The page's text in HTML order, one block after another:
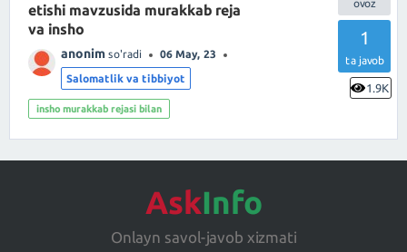
1
ta javob
1.9K
etishi mavzusida murakkab reja
va insho
anonim so'radi 06 May, 23
Salomatlik va tibbiyot
insho murakkab rejasi bilan
AskInfo
Onlayn savol-javob xizmati